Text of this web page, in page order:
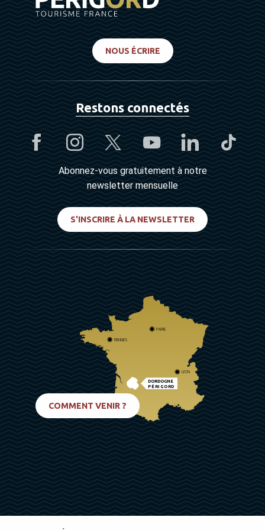
NOUS ÉCRIRE
Restons connectés
Abonnez-vous gratuitement à notre
newsletter mensuelle
S'INSCRIRE À LA NEWSLETTER
DORDOGNE
PÉRIGORD
PARIS
RENNES
LYON
COMMENT VENIR ?